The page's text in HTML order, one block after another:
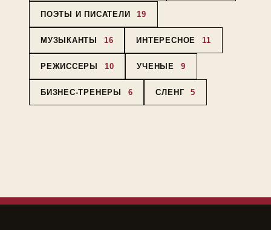
ПОЭТЫ И ПИСАТЕЛИ 19
МУЗЫКАНТЫ 16 ИНТЕРЕСНОЕ 11
РЕЖИССЕРЫ 10 УЧЕНЫЕ 9
БИЗНЕС-ТРЕНЕРЫ 6 СЛЕНГ 5